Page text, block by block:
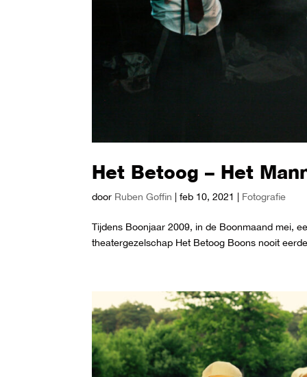
Het Betoog – Het
door Ruben Goffin |feb 10, 2021 | Fotografie
Tijdens Boonjaar 2009, in de Boonmaand mei,
theatergezelschap Het Betoog Boons nooit